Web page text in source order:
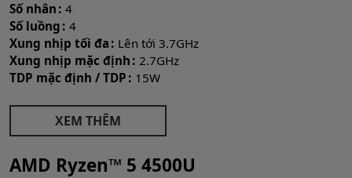
Số nhân 4
Số luồng 4
Xung nhịp tối đa
Lên tới 3.7GHz
Xung nhịp mặc định 2.7GHz
TDP mặc định / TDP
15W
XEM THÊM
AMD Ryzen™ 5 4500U